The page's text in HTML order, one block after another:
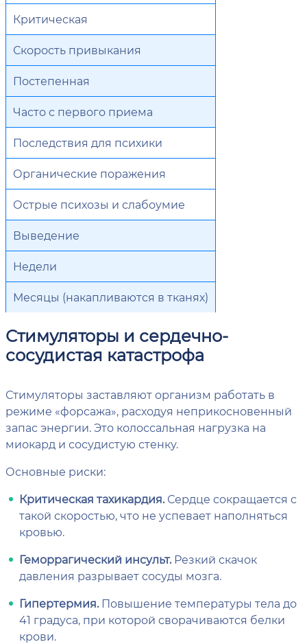
Критическая
Скорость привыкания
Постепенная
Часто с первого приема
Последствия для психики
Органические поражения
Острые психозы и слабоумие
Выведение
Недели
Месяцы (накапливаются в тканях)
Стимуляторы и сердечно-
сосудистая катастрофа
Стимуляторы заставляют организм работать в
режиме «форсажа», расходуя неприкосновенный
запас энергии. Это колоссальная нагрузка на
миокард и сосудистую стенку.
Основные риски:
Критическая тахикардия.Сердце сокращается с
такой скоростью, что не успевает наполняться
кровью.
Геморрагический инсульт.Резкий скачок
давления разрывает сосуды мозга.
Гипертермия.Повышение температуры тела до
41 градуса, при которой сворачиваются белки
крови.